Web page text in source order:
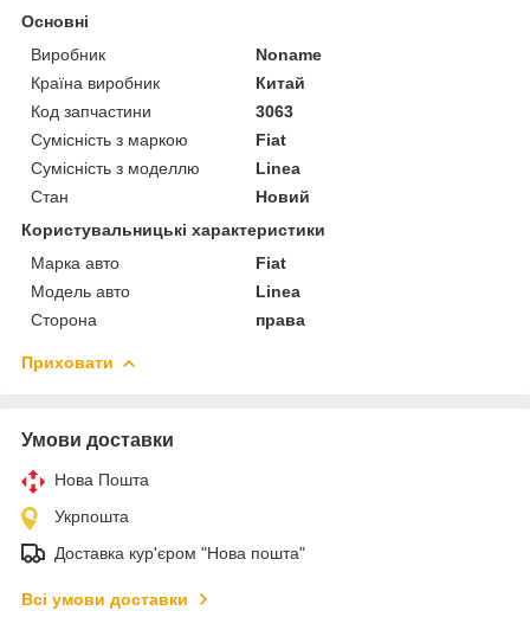
Основні
Виробник
Noname
Країна виробник
Китай
Код запчастини
3063
Сумісність з маркою
Fiat
Сумісність з моделлю
Linea
Стан
Новий
Користувальницькі характеристики
Марка авто
Fiat
Модель авто
Linea
Сторона
права
Приховати
Умови доставки
Нова Пошта
Укрпошта
Доставка кур'єром "Нова пошта"
Всі умови доставки